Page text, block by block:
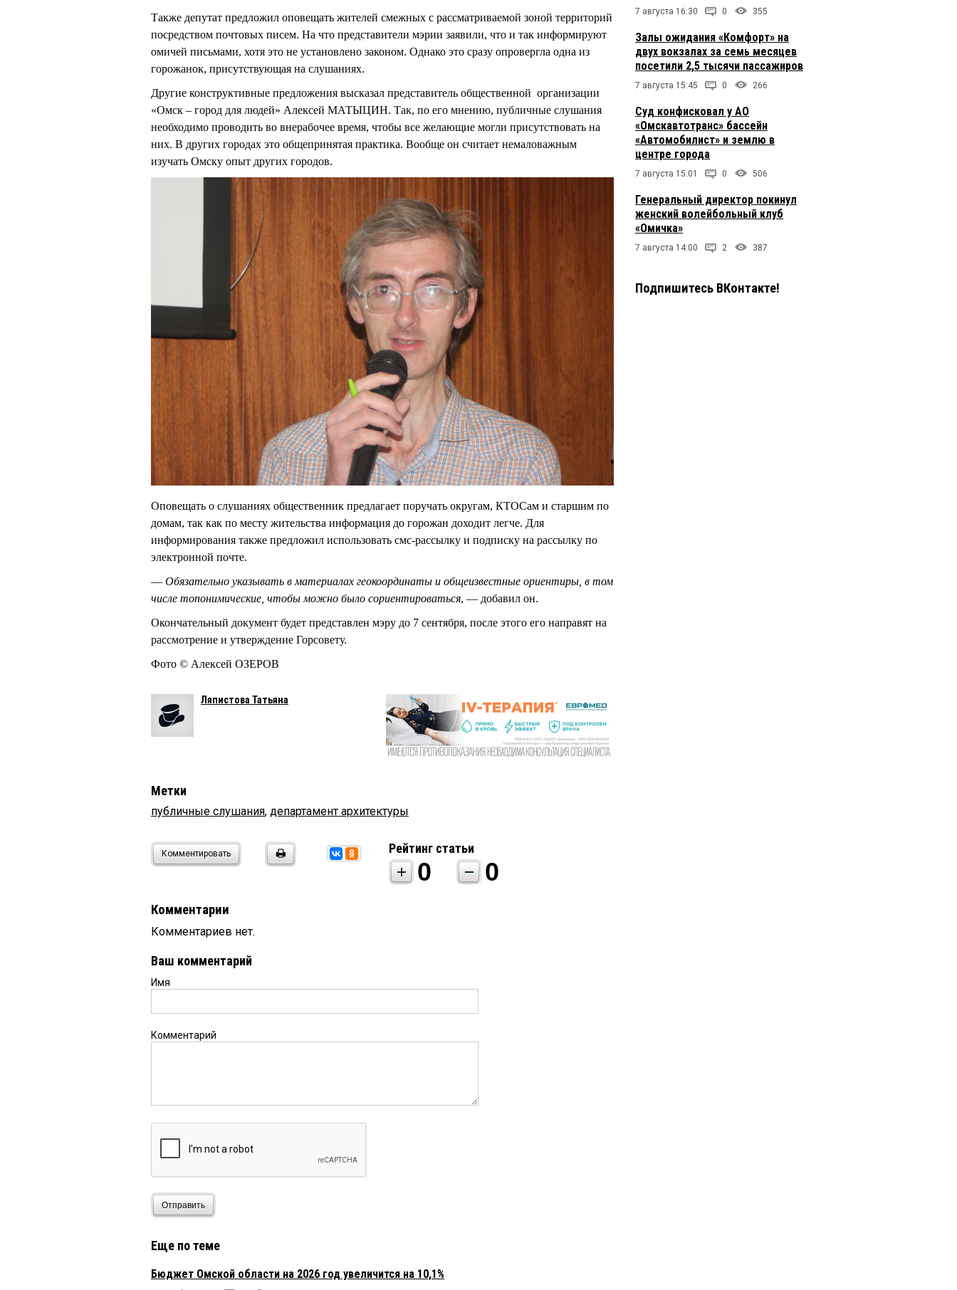
Также депутат предложил оповещать жителей смежных с рассматриваемой зоной территорий
посредством почтовых писем. На что представители мэрии заявили, что и так информируют
омичей письмами, хотя это не установлено законом. Однако это сразу опровергла одна из
горожанок, присутствующая на слушаниях.
Другие конструктивные предложения высказал представитель общественной организации
«Омск – город для людей» Алексей МАТЫЦИН. Так, по его мнению, публичные слушания
необходимо проводить во внерабочее время, чтобы все желающие могли присутствовать на
них. В других городах это общепринятая практика. Вообще он считает немаловажным
изучать Омску опыт других городов.
Оповещать о слушаниях общественник предлагает поручать округам, КТОСам и старшим по
домам, так как по месту жительства информация до горожан доходит легче. Для
информирования также предложил использовать смс-рассылку и подписку на рассылку по
электронной почте.
— Обязательно указывать в материалах геокоординаты и общеизвестные ориентиры, в том
числе топонимические, чтобы можно было сориентироваться, — добавил он.
Окончательный документ будет представлен мэру до 7 сентября, после этого его направят на
рассмотрение и утверждение Горсовету.
Фото © Алексей ОЗЕРОВ
Ляпистова Татьяна
Метки
публичные слушания, департамент архитектуры
Комментировать Рейтинг статьи
0 0
Комментарии
Комментариев нет.
Ваш комментарий
Имя
Комментарий
Отправить
Еще по теме
Бюджет Омской области на 2026 год увеличится на 10,1%
7 августа 16:30 0 355
Залы ожидания «Комфорт» на
двух вокзалах за семь месяцев
посетили 2,5 тысячи пассажиров
7 августа 15:45 0 266
Суд конфисковал у АО
«Омскавтотранс» бассейн
«Автомобилист» и землю в
центре города
7 августа 15:01 0 506
Генеральный директор покинул
женский волейбольный клуб
«Омичка»
7 августа 14:00 2 387
Подпишитесь ВКонтакте!